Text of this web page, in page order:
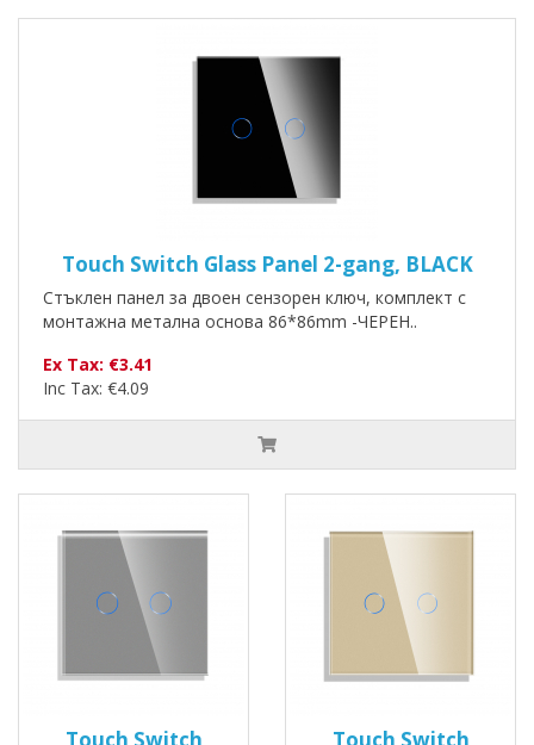
Touch Switch Glass Panel 2-gang, BLACK
Стъклен панел за двоен сензорен ключ, комплект с
монтажна метална основа 86*86mm -ЧЕРЕН..
Ex Tax: €3.41
Inc Tax: €4.09